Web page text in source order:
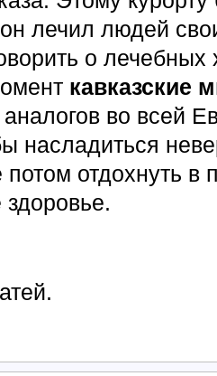
лечил людей
о лечебных
кавказские
во всей
насладиться
потом отдохнуть в
здоровье.